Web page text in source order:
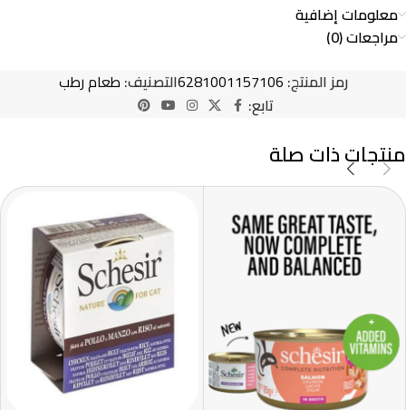
معلومات إضافية
مراجعات (0)
رمز المنتج: 6281001157106التصنيف: طعام رطب
تابع:
منتجات ذات صلة